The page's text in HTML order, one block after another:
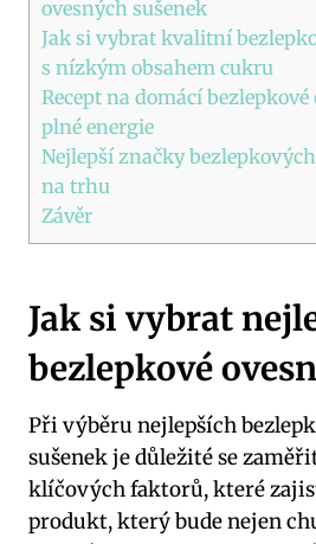
ovesných sušenek
Jak si vybrat kvalitní
s nízkým obsahem cukru
Recept na domácí bezlepkové
plné energie
Nejlepší značky
na trhu
Závěr
Jak si vybrat
bezlepkové
Při výběru nejlepších
sušenek je důležité se
klíčových faktorů, které
produkt, který bude nejen